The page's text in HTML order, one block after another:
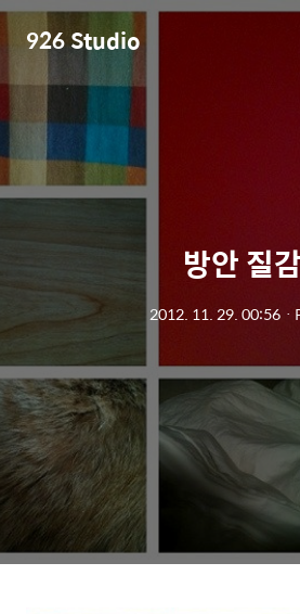
926 Studio
방안 질감
2012. 11. 29. 00:56ㆍ